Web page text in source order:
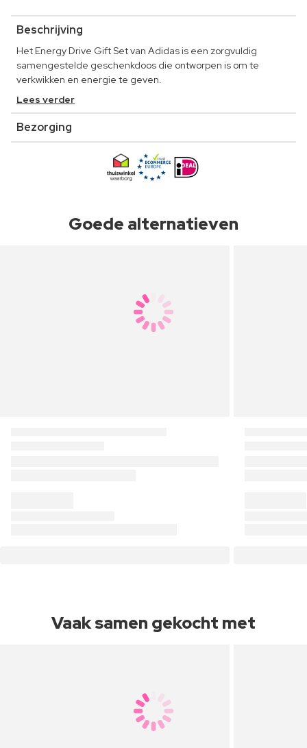
Beschrijving
Het Energy Drive Gift Set van Adidas is een zorgvuldig
samengestelde geschenkdoos die ontworpen is om te
verkwikken en energie te geven.
Lees verder
Bezorging
Goede alternatieven
Vaak samen gekocht met